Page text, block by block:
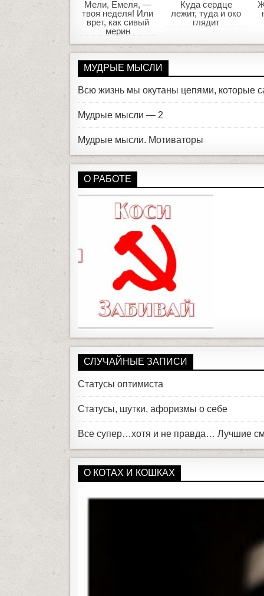
Мели, Емеля, —
твоя неделя! Или
врет, как сивый
мерин
Куда сердце
лежит, туда и око
глядит
МУДРЫЕ МЫСЛИ
Всю жизнь мы окутаны цепями, которые
Мудрые мысли — 2
Мудрые мысли. Мотиваторы
О РАБОТЕ
СЛУЧАЙНЫЕ ЗАПИСИ
Статусы оптимиста
Статусы, шутки, афоризмы о себе
Все супер…хотя и не правда… Лучшие
О КОТАХ И КОШКАХ